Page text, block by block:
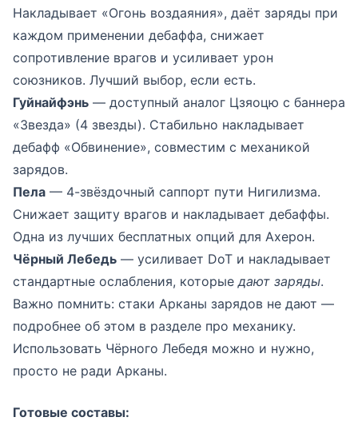
Накладывает «Огонь воздаяния», даёт заряды при
каждом применении дебаффа, снижает
сопротивление врагов и усиливает урон
союзников. Лучший выбор, если есть.
Гуйнайфэнь — доступный аналог Цзяоцю с баннера
«Звезда» (4 звезды). Стабильно накладывает
дебафф «Обвинение», совместим с механикой
зарядов.
Пела — 4-звёздочный саппорт пути Нигилизма.
Снижает защиту врагов и накладывает дебаффы.
Одна из лучших бесплатных опций для Ахерон.
Чёрный Лебедь — усиливает DoT и накладывает
стандартные ослабления, которыедают заряды.
Важно помнить: стаки Арканы зарядов не дают —
подробнее об этом в разделе про механику.
Использовать Чёрного Лебедя можно и нужно,
просто не ради Арканы.
Готовые составы: